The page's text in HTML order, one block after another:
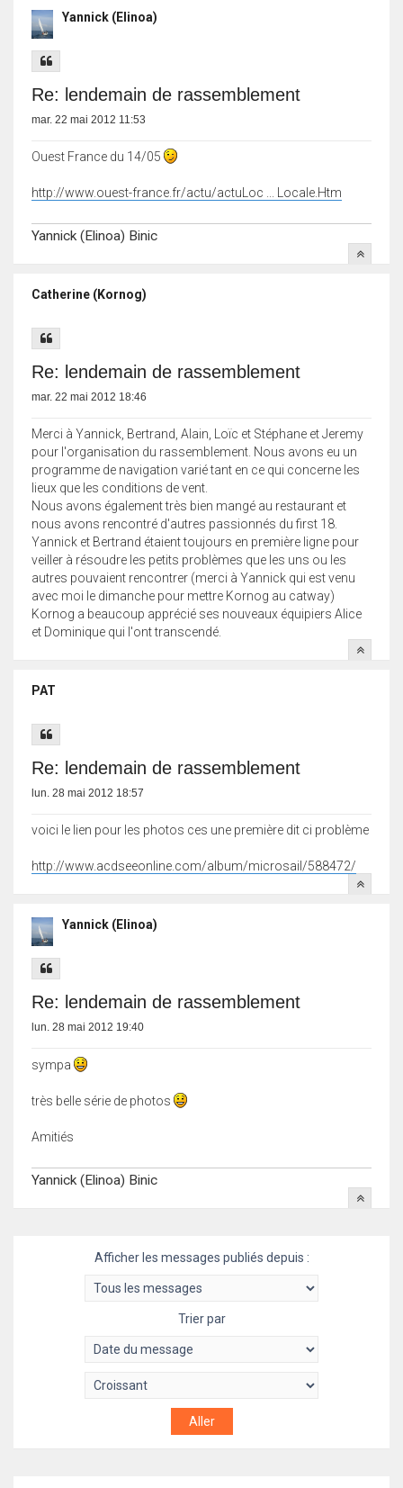
Yannick (Elinoa)
Re: lendemain de rassemblement
mar. 22 mai 2012 11:53
Ouest France du 14/05
http://www.ouest-france.fr/actu/actuLoc ... Locale.Htm
Yannick (Elinoa) Binic
Catherine (Kornog)
Re: lendemain de rassemblement
mar. 22 mai 2012 18:46
Merci à Yannick, Bertrand, Alain, Loïc et Stéphane et Jeremy
pour l'organisation du rassemblement. Nous avons eu un
programme de navigation varié tant en ce qui concerne les
lieux que les conditions de vent.
Nous avons également très bien mangé au restaurant et
nous avons rencontré d'autres passionnés du first 18.
Yannick et Bertrand étaient toujours en première ligne pour
veiller à résoudre les petits problèmes que les uns ou les
autres pouvaient rencontrer (merci à Yannick qui est venu
avec moi le dimanche pour mettre Kornog au catway)
Kornog a beaucoup apprécié ses nouveaux équipiers Alice
et Dominique qui l'ont transcendé.
PAT
Re: lendemain de rassemblement
lun. 28 mai 2012 18:57
voici le lien pour les photos ces une première dit ci problème
http://www.acdseeonline.com/album/microsail/588472/
Yannick (Elinoa)
Re: lendemain de rassemblement
lun. 28 mai 2012 19:40
sympa
très belle série de photos
Amitiés
Yannick (Elinoa) Binic
Afficher les messages publiés depuis :
Trier par